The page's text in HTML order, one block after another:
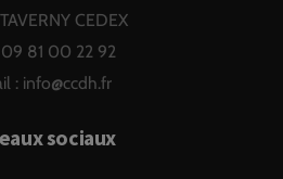
CEDEX
09 81 00 22 92
: info@ccdh.fr
sociaux